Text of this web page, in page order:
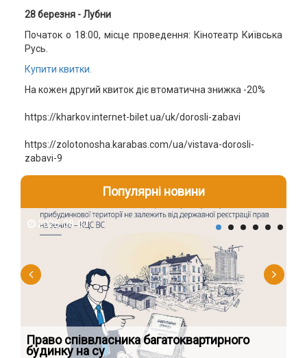
28 березня - Лубни
Початок о 18:00, місце проведення: Кінотеатр Київська
Русь.
Купити квитки.
На кожен другий квиток діє втоматична знижка -20%
https://kharkov.internet-bilet.ua/uk/dorosli-zabavi
https://zolotonosha.karabas.com/ua/vistava-dorosli-
zabavi-9
Популярні новини
2026-08-07
Право співвласника багатоквартирного
будинку на су